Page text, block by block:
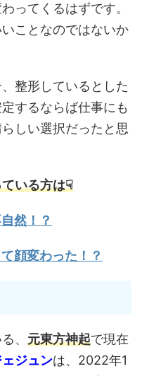
ってくるはずです。
ことなのではないか
整形しているとした
するならば仕事にも
しい選択だったと思
いる方は☟
然！？
顔変わった！？
、 元東方神起で現在
ェジュンは、2022年1